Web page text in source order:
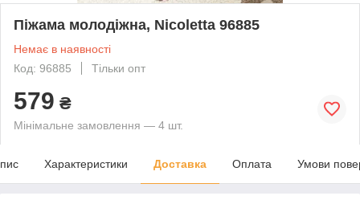
Піжама молодіжна, Nicoletta 96885
Немає в наявності
Код: 96885
Тільки опт
579 ₴
Мінімальне замовлення — 4 шт.
Характеристики Доставка Оплата Умови